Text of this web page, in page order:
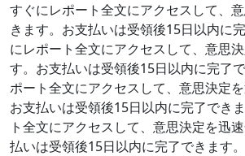
すぐにレポート全文にアクセスして、
きます。お支払いは受領後15日以内に完
にレポート全文にアクセスして、意思
す。お支払いは受領後15日以内に完了で
ポート全文にアクセスして、意思決定を
お支払いは受領後15日以内に完了できま
ト全文にアクセスして、意思決定を迅
払いは受領後15日以内に完了できます。